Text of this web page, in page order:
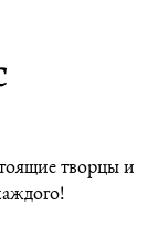
творцы и